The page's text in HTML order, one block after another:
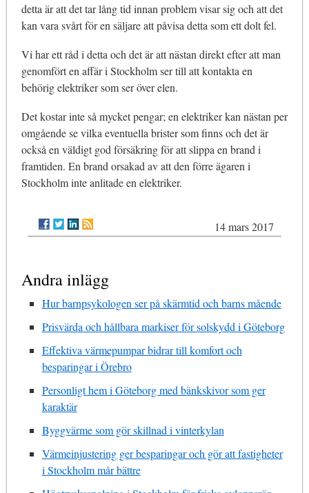
detta är att det tar lång tid innan problem visar sig och att det
kan vara svårt för en säljare att påvisa detta som ett dolt fel.
Vi har ett råd i detta och det är att nästan direkt efter att man
genomfört en affär i Stockholm ser till att kontakta en
behörig elektriker som ser över elen.
Det kostar inte så mycket pengar; en elektriker kan nästan per
omgående se vilka eventuella brister som finns och det är
också en väldigt god försäkring för att slippa en brand i
framtiden. En brand orsakad av att den förre ägaren i
Stockholm inte anlitade en elektriker.
14 mars 2017
Andra inlägg
Hur barnpsykologen ser på skärmtid och barns mående
Prisvärda och hållbara markiser för solskydd i Göteborg
Effektiva värmepumpar bidrar till komfort och
besparingar i Örebro
Personligt hem i Göteborg med bänkskivor som ger
karaktär
Byggvärme som gör skillnad i vinterkylan
Värmeinjustering ger besparingar och gör att fastigheter
i Stockholm mår bättre